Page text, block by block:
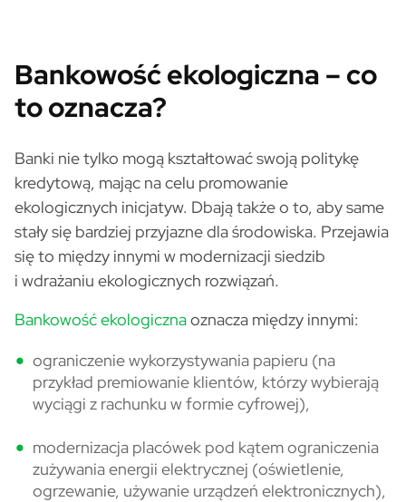
Bankowość ekologiczna – co
to oznacza?
Banki nie tylko mogą kształtować swoją politykę
kredytową, mając na celu promowanie
ekologicznych inicjatyw. Dbają także o to, aby same
stały się bardziej przyjazne dla środowiska. Przejawia
się to między innymi w modernizacji siedzib
i wdrażaniu ekologicznych rozwiązań.
Bankowość ekologicznaoznacza między innymi:
ograniczenie wykorzystywania papieru (na
przykład premiowanie klientów, którzy wybierają
wyciągi z rachunku w formie cyfrowej),
modernizacja placówek pod kątem ograniczenia
zużywania energii elektrycznej (oświetlenie,
ogrzewanie, używanie urządzeń elektronicznych),